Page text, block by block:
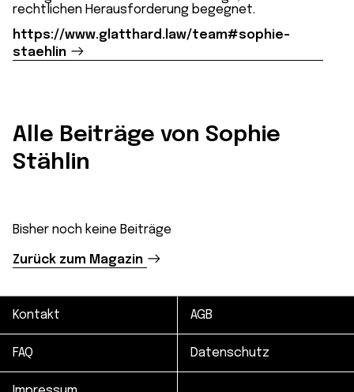
rechtlichen Herausforderung begegnet.
https://www.glatthard.law/team#sophie-
staehlin
Alle Beiträge von Sophie
Stählin
Bisher noch keine Beiträge
Zurück zum Magazin
Kontakt AGB
FAQ Datenschutz